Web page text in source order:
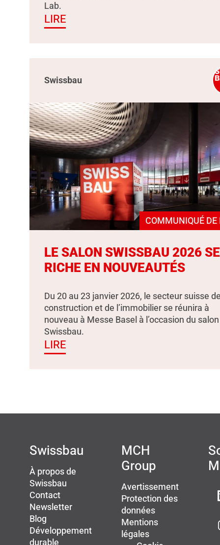
Lab.
LIRE
Swissbau
COMMUNIQUÉ DE
LE SALON SWISSBAU 2026
RICHE EN NOUVEAUTÉS
Du 20 au 23 janvier 2026, le secteur suisse
construction et de l’immobilier se réunira à
nouveau à Messe Basel à l’occasion du salon
Swissbau.
LIRE
Swissbau
À propos de
Swissbau
Contact
Newsletter
Blog
Développement
durable
MCH
Group
Avertissement
Protection des
données
Mentions
légales